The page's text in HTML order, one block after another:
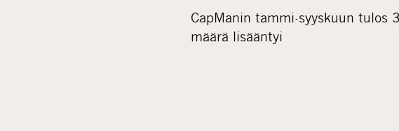
CapManin tammi-syyskuun tulos
määrä lisääntyi